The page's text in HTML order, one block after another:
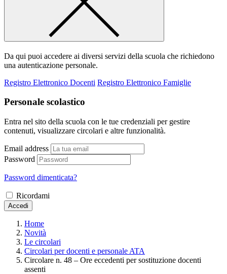
Da qui puoi accedere ai diversi servizi della scuola che richiedono
una autenticazione personale.
Registro Elettronico Docenti Registro Elettronico Famiglie
Personale scolastico
Entra nel sito della scuola con le tue credenziali per gestire
contenuti, visualizzare circolari e altre funzionalità.
Email address
Password
Password dimenticata?
Ricordami
Accedi
Home
Novità
Le circolari
Circolari per docenti e personale ATA
Circolare n. 48 – Ore eccedenti per sostituzione docenti
assenti